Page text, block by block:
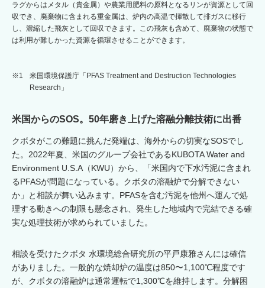
ラグからはメタル（貴金属）や農業用肥料の原料となるリンが資源として回
収でき、廃棄物に含まれる重金属は、炉内の高温で揮散して排ガスに移行
し、濃縮した飛灰として回収できます。この飛灰も含めて、廃棄物の状態で
は利用が難しかった資源を循環させることができます。
※1
米国環境保護庁「PFAS Treatment and Destruction Technologies
Research」
米国からのSOS。50年磨き上げた溶融分離技術に出番
クボタがこの難題に挑んだ発端は、海外からの切実なSOSでし
た。2022年夏、米国のグループ会社であるKUBOTA Water and
Environment U.S.A（KWU）から、「米国内で下水汚泥に含まれ
るPFASが問題になっている。クボタの溶融炉で分解できない
か」と相談が舞い込みます。PFASを含む汚泥を他州へ運んで処
理する動きへの制限も懸念され、発生した地域内で完結できる確
実な処理技術が求められていました。
相談を受けたクボタ 水環境総合研究所の平戸康雅さんには確信
がありました。一般的な焼却炉の温度は850〜1,100℃程度です
が、クボタの溶融炉は通常運転で1,300℃を維持します。分解困